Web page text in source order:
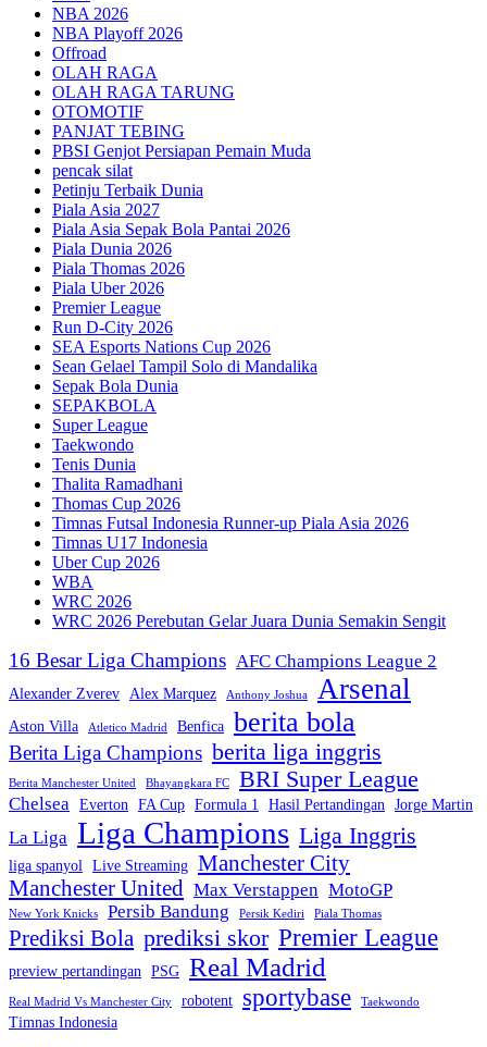
NBA 2026
NBA Playoff 2026
Offroad
OLAH RAGA
OLAH RAGA TARUNG
OTOMOTIF
PANJAT TEBING
PBSI Genjot Persiapan Pemain Muda
pencak silat
Petinju Terbaik Dunia
Piala Asia 2027
Piala Asia Sepak Bola Pantai 2026
Piala Dunia 2026
Piala Thomas 2026
Piala Uber 2026
Premier League
Run D-City 2026
SEA Esports Nations Cup 2026
Sean Gelael Tampil Solo di Mandalika
Sepak Bola Dunia
SEPAKBOLA
Super League
Taekwondo
Tenis Dunia
Thalita Ramadhani
Thomas Cup 2026
Timnas Futsal Indonesia Runner-up Piala Asia 2026
Timnas U17 Indonesia
Uber Cup 2026
WBA
WRC 2026
WRC 2026 Perebutan Gelar Juara Dunia Semakin Sengit
16 Besar Liga Champions AFC Champions League 2
Alexander Zverev Alex Marquez Anthony Joshua Arsenal
Aston Villa Atletico Madrid Benfica berita bola
Berita Liga Champions berita liga inggris
Berita Manchester United Bhayangkara FC BRI Super League
Chelsea Everton FA Cup Formula 1 Hasil Pertandingan Jorge Martin
La Liga Liga Champions Liga Inggris
liga spanyol Live Streaming Manchester City
Manchester United Max Verstappen MotoGP
New York Knicks Persib Bandung Persik Kediri Piala Thomas
Prediksi Bola prediksi skor Premier League
preview pertandingan PSG Real Madrid
Real Madrid Vs Manchester City robotent sportybase Taekwondo
Timnas Indonesia